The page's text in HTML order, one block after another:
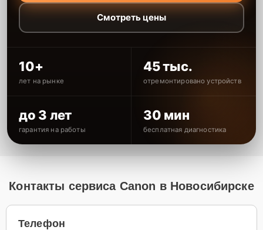
Смотреть цены
10+
лет на рынке
45 тыс.
отремонтировано устройств
до 3 лет
гарантия на работы
30 мин
бесплатная диагностика
Контакты сервиса Canon в Новосибирске
Телефон